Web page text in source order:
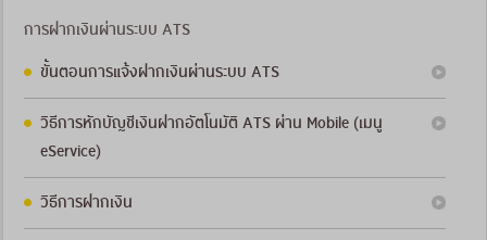
การฝากเงินผ่านระบบ ATS
ขั้นตอนการแจ้งฝากเงินผ่านระบบ ATS
วิธีการหักบัญชีเงินฝากอัตโนมัติ ATS ผ่าน Mobile (เมนู
eService)
วิธีการฝากเงิน